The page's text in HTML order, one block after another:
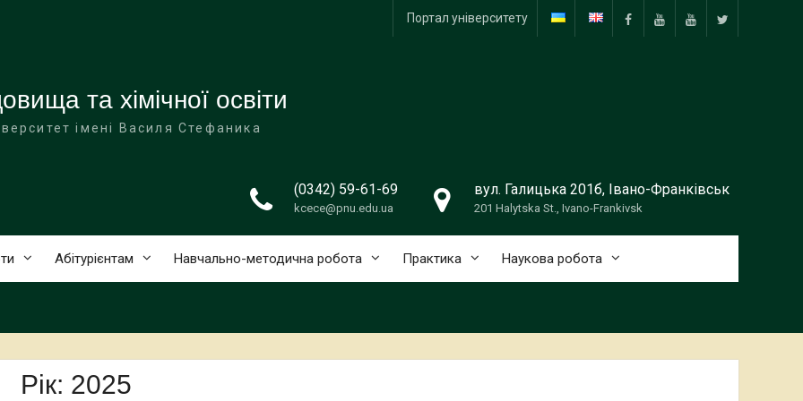
FacebookYouTube
ПНУ
Твіттер
Портал університету
та хімічної освіти
імені Василя Стефаника
(0342) 59-61-69
kcece@pnu.edu.ua
вул. Галицька 201б, Івано-Франківськ
201 Halytska St., Ivano-Frankivsk
Абітурієнтам Навчально-методична робота Практика Наукова робота
Рік: 2025